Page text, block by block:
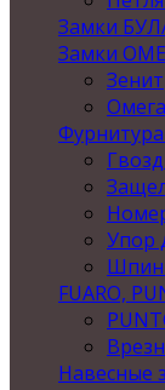
Замки
Замки
Зенит
Омега
Упор
FUARO,
Навесные